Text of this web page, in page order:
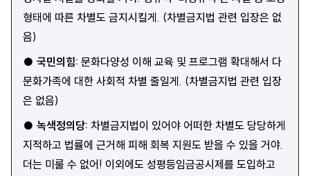
형태에 따른 차별도 금지시킬게. (차별금지법 관련 입장은 없
음)
● 국민의힘: 문화다양성 이해 교육 및 프로그램 확대해서 다
문화가족에 대한 사회적 차별 줄일게. (차별금지법 관련 입장
은 없음)
● 녹색정의당: 차별금지법이 있어야 어떠한 차별도 당당하게
지적하고 법률에 근거해 피해 회복 지원도 받을 수 있을 거야.
더는 미룰 수 없어! 이외에도 성평등임금공시제를 도입하고